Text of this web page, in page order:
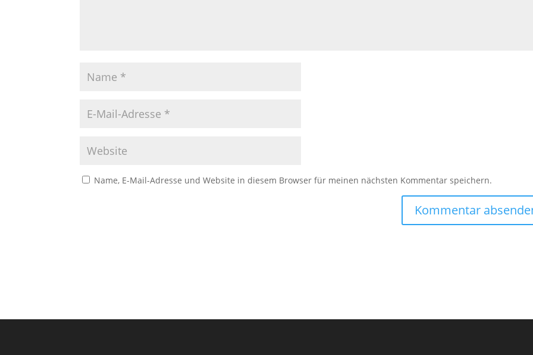
Name, E-Mail-Adresse und Website in diesem Browser für meinen nächsten Kommentar speichern.